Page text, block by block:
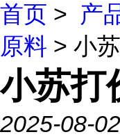
首页 > 产
原料 > 小
小苏打
2025-08-02